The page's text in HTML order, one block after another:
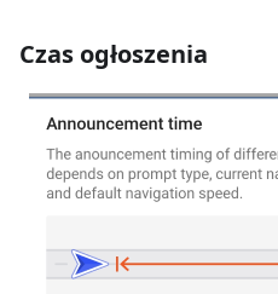
Czas ogłoszenia